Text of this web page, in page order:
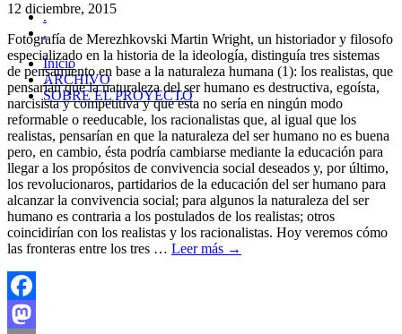
.
.
Inicio
ARCHIVO
SOBRE EL PROYECTO
12 diciembre, 2015
Fotografía de Merezhkovski Martin Wright, un historiador y filosofo
especializado en la historia de la ideología, distinguía tres sistemas
de pensamiento en base a la naturaleza humana (1): los realistas, que
pensarían que la naturaleza del ser humano es destructiva, egoísta,
narcisista y competitiva y que ésta no sería en ningún modo
reformable o reeducable, los racionalistas que, al igual que los
realistas, pensarían en que la naturaleza del ser humano no es buena
pero, en cambio, ésta podría cambiarse mediante la educación para
llegar a los propósitos de convivencia social deseados y, por último,
los revolucionaros, partidarios de la educación del ser humano para
alcanzar la convivencia social; para algunos la naturaleza del ser
humano es contraria a los postulados de los realistas; otros
coincidirían con los realistas y los racionalistas. Hoy veremos cómo
las fronteras entre los tres … Leer más →
Facebook